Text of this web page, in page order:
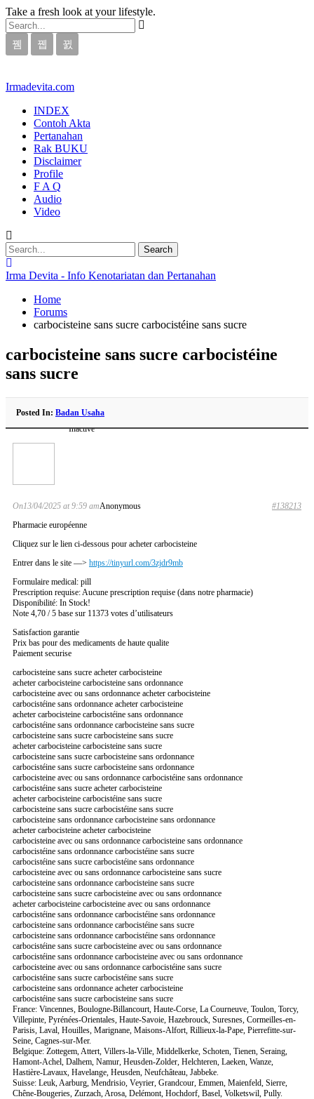
Take a fresh look at your lifestyle.
Irmadevita.com
INDEX
Contoh Akta
Pertanahan
Rak BUKU
Disclaimer
Profile
F A Q
Audio
Video
Irma Devita - Info Kenotariatan dan Pertanahan
Home
Forums
carbocisteine sans sucre carbocistéine sans sucre
carbocisteine sans sucre carbocistéine
sans sucre
Posted In: Badan Usaha
Inactive
Anonymous
On13/04/2025 at 9:59 am
#138213
Pharmacie européenne
Cliquez sur le lien ci-dessous pour acheter carbocisteine
Entrer dans le site —> https://tinyurl.com/3zjdr9mb
Formulaire medical: pill
Prescription requise: Aucune prescription requise (dans notre pharmacie)
Disponibilité: In Stock!
Note 4,70 / 5 base sur 11373 votes d’utilisateurs
Satisfaction garantie
Prix bas pour des medicaments de haute qualite
Paiement securise
carbocisteine sans sucre acheter carbocisteine
acheter carbocisteine carbocisteine sans ordonnance
carbocisteine avec ou sans ordonnance acheter carbocisteine
carbocistéine sans ordonnance acheter carbocisteine
acheter carbocisteine carbocistéine sans ordonnance
carbocistéine sans ordonnance carbocisteine sans sucre
carbocisteine sans sucre carbocisteine sans sucre
acheter carbocisteine carbocisteine sans sucre
carbocisteine sans sucre carbocisteine sans ordonnance
carbocistéine sans sucre carbocisteine sans ordonnance
carbocisteine avec ou sans ordonnance carbocistéine sans ordonnance
carbocistéine sans sucre acheter carbocisteine
acheter carbocisteine carbocistéine sans sucre
carbocisteine sans sucre carbocistéine sans sucre
carbocisteine sans ordonnance carbocisteine sans ordonnance
acheter carbocisteine acheter carbocisteine
carbocisteine avec ou sans ordonnance carbocisteine sans ordonnance
carbocistéine sans ordonnance carbocistéine sans sucre
carbocistéine sans sucre carbocistéine sans ordonnance
carbocisteine avec ou sans ordonnance carbocisteine sans sucre
carbocisteine sans ordonnance carbocisteine sans sucre
carbocisteine sans sucre carbocisteine avec ou sans ordonnance
acheter carbocisteine carbocisteine avec ou sans ordonnance
carbocistéine sans ordonnance carbocistéine sans ordonnance
carbocisteine sans ordonnance carbocistéine sans sucre
carbocisteine sans ordonnance carbocistéine sans ordonnance
carbocistéine sans sucre carbocisteine avec ou sans ordonnance
carbocistéine sans ordonnance carbocisteine avec ou sans ordonnance
carbocisteine avec ou sans ordonnance carbocistéine sans sucre
carbocistéine sans sucre carbocistéine sans sucre
carbocisteine sans ordonnance acheter carbocisteine
carbocistéine sans sucre carbocisteine sans sucre
France: Vincennes, Boulogne-Billancourt, Haute-Corse, La Courneuve, Toulon, Torcy,
Villepinte, Pyrénées-Orientales, Haute-Savoie, Hazebrouck, Suresnes, Cormeilles-en-
Parisis, Laval, Houilles, Marignane, Maisons-Alfort, Rillieux-la-Pape, Pierrefitte-sur-
Seine, Cagnes-sur-Mer.
Belgique: Zottegem, Attert, Villers-la-Ville, Middelkerke, Schoten, Tienen, Seraing,
Hamont-Achel, Dalhem, Namur, Heusden-Zolder, Helchteren, Laeken, Wanze,
Hastière-Lavaux, Havelange, Heusden, Neufchâteau, Jabbeke.
Suisse: Leuk, Aarburg, Mendrisio, Veyrier, Grandcour, Emmen, Maienfeld, Sierre,
Chêne-Bougeries, Zurzach, Arosa, Delémont, Hochdorf, Basel, Volketswil, Pully.